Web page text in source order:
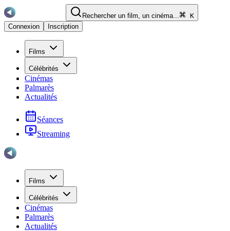
Rechercher un film, un cinéma...
K
Connexion
Inscription
Films
Célébrités
Cinémas
Palmarès
Actualités
Séances
Streaming
Films
Célébrités
Cinémas
Palmarès
Actualités